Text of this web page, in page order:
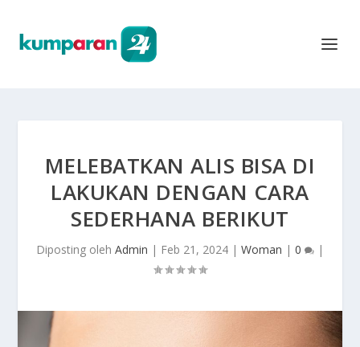
MELEBATKAN ALIS BISA DI
LAKUKAN DENGAN CARA
SEDERHANA BERIKUT
Diposting oleh Admin | Feb 21, 2024 | Woman | 0 |